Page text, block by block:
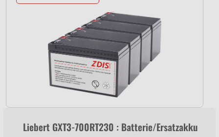
Liebert GXT3-700RT230 : Batterie/Ersatzakku